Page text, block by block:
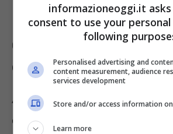
Conflitto atomico:
difese, non siamo
Alcune settimane dopo il
conflitto in Ucraina, in
informazioneoggi.it
consent to use your
following
Personalised advertising and
content measurement, audience
services development
Store and/or access information
Learn more